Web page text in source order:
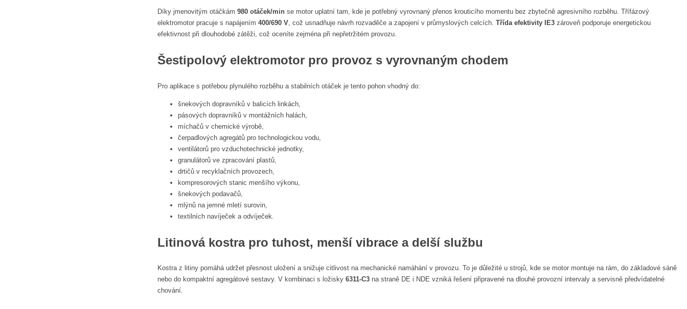
Díky jmenovitým otáčkám 980 otáček/min se motor uplatní tam, kde je potřebný vyrovnaný přenos krouticího momentu bez zbytečně agresivního rozběhu. Třífázový
elektromotor pracuje s napájením 400/690 V, což usnadňuje návrh rozvaděče a zapojení v průmyslových celcích. Třída efektivity IE3 zároveň podporuje energetickou
efektivnost při dlouhodobé zátěži, což oceníte zejména při nepřetržitém provozu.
Šestipolový elektromotor pro provoz s vyrovnaným chodem
Pro aplikace s potřebou plynulého rozběhu a stabilních otáček je tento pohon vhodný do:
šnekových dopravníků v balicích linkách,
pásových dopravníků v montážních halách,
míchačů v chemické výrobě,
čerpadlových agregátů pro technologickou vodu,
ventilátorů pro vzduchotechnické jednotky,
granulátorů ve zpracování plastů,
drtičů v recyklačních provozech,
kompresorových stanic menšího výkonu,
šnekových podavačů,
mlýnů na jemné mletí surovin,
textilních navíječek a odvíječek.
Litinová kostra pro tuhost, menší vibrace a delší službu
Kostra z litiny pomáhá udržet přesnost uložení a snižuje citlivost na mechanické namáhání v provozu. To je důležité u strojů, kde se motor montuje na rám, do základové sáně
nebo do kompaktní agregátové sestavy. V kombinaci s ložisky 6311-C3 na straně DE i NDE vzniká řešení připravené na dlouhé provozní intervaly a servisně předvídatelné
chování.